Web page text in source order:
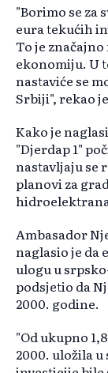
"Borimo se za
eura tekućih
To je značajno
ekonomiju. U
nastaviće se
Srbiji", rekao
Kako je
"Djerdap 1"
nastavljaju se
planovi za
Ambasador
naglasio je da
ulogu u
podsjetio da
2000. godine.
"Od ukupno
2000. uložila